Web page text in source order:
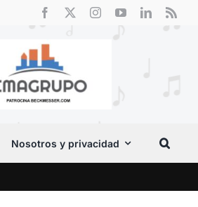
Nosotros y privacidad